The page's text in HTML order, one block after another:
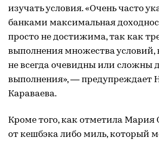
изучать условия. «Очень часто
банками максимальная
просто не достижима, так как
выполнения множества условий,
не всегда очевидны или сложны
выполнения», — предупреждает
Караваева.
Кроме того, как отметила Мария
от кешбэка либо миль, который